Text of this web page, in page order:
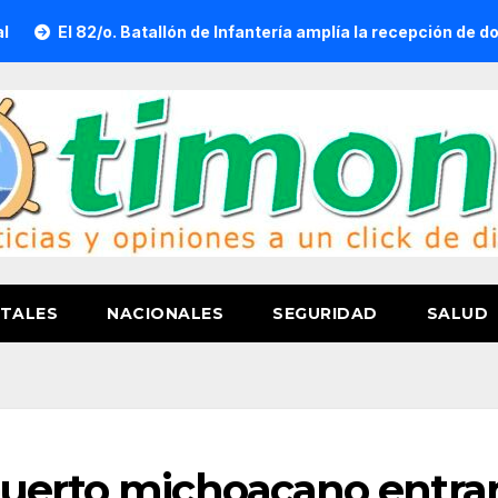
Batallón de Infantería amplía la recepción de documentos
NACIONALES SEGURIDAD SALUD